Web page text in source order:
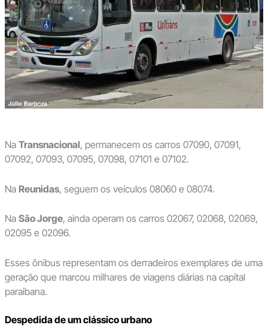
Na Transnacional, permanecem os carros 07090, 07091,
07092, 07093, 07095, 07098, 07101 e 07102.
Na Reunidas, seguem os veículos 08060 e 08074.
Na São Jorge, ainda operam os carros 02067, 02068, 02069,
02095 e 02096.
Esses ônibus representam os derradeiros exemplares de uma
geração que marcou milhares de viagens diárias na capital
paraibana.
Despedida de um clássico urbano